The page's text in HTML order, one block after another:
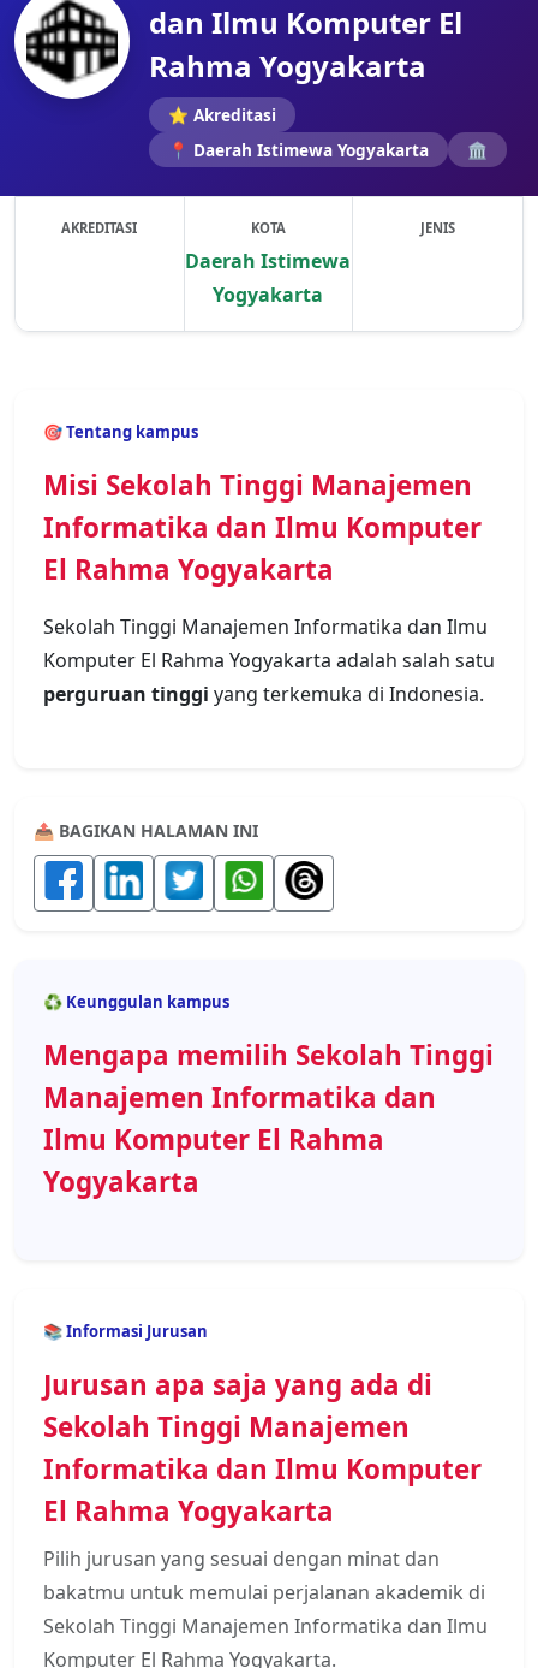
dan Ilmu Komputer El
Rahma Yogyakarta
⭐ Akreditasi
📍 Daerah Istimewa Yogyakarta
🏛️
AKREDITASI KOTA
Daerah Istimewa
Yogyakarta
JENIS
🎯 Tentang kampus
Misi Sekolah Tinggi Manajemen
Informatika dan Ilmu Komputer
El Rahma Yogyakarta
Sekolah Tinggi Manajemen Informatika dan Ilmu
Komputer El Rahma Yogyakarta adalah salah satu
perguruan tinggi yang terkemuka di Indonesia.
📤 BAGIKAN HALAMAN INI
♻️ Keunggulan kampus
Mengapa memilih Sekolah Tinggi
Manajemen Informatika dan
Ilmu Komputer El Rahma
Yogyakarta
📚 Informasi Jurusan
Jurusan apa saja yang ada di
Sekolah Tinggi Manajemen
Informatika dan Ilmu Komputer
El Rahma Yogyakarta
Pilih jurusan yang sesuai dengan minat dan
bakatmu untuk memulai perjalanan akademik di
Sekolah Tinggi Manajemen Informatika dan Ilmu
Komputer El Rahma Yogyakarta.